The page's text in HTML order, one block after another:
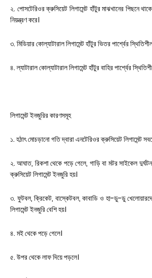
২. পোসটেরিওর ক্রুসিয়েট লিগামেন্ট হাঁটুর মাঝখানের পিছনে
নিয়ন্ত্রণ করে।
৩. মিডিয়ার কোল্যাটারাল লিগামেন্ট হাঁটুর ভিতর পার্শ্বের
৪. ল্যাটারাল কোল্যাটারাল লিগামেন্ট হাঁটুর বাহির পার্শ্বের
লিগামেন্ট ইনজুরির কারণসমূহ
১. হঠাৎ মোচড়ানো গতি দ্বারা এনটেরিওর ক্রুসিয়েট লিগামেন্ট
২. আঘাত, রিকশা থেকে পড়ে গেলে, গাড়ি বা মটর সাইকেল
ক্রুসিয়েট লিগামেন্ট ইনজুরি হয়।
৩. ফুটবল, ক্রিকেট, বাস্কেটবল, কাবাডি ও হা-ডু-ডু
লিগামেন্ট ইনজুরি বেশি হয়।
৪. মই থেকে পড়ে গেলে।
৫. উপর থেকে লাফ দিয়ে পড়লে।